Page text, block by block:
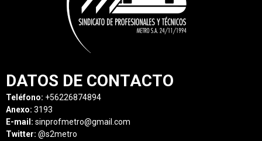
DATOS DE CONTACTO
Teléfono: +56226874894
Anexo: 3193
E-mail: sinprofmetro@gmail.com
Twitter: @s2metro